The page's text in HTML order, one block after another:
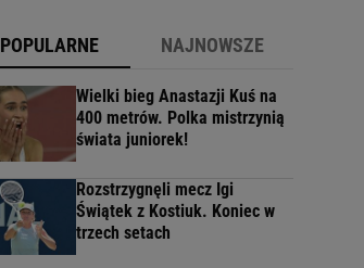
POPULARNE NAJNOWSZE
Wielki bieg Anastazji Kuś na
400 metrów. Polka mistrzynią
świata juniorek!
Rozstrzygnęli mecz Igi
Świątek z Kostiuk. Koniec w
trzech setach